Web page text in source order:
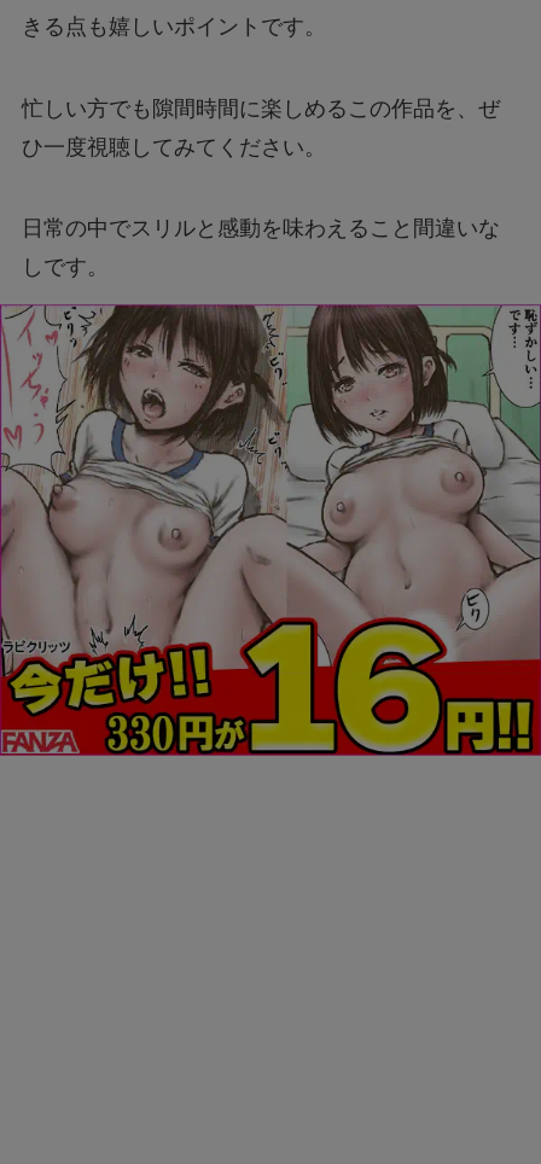
きる点も嬉しいポイントです。
忙しい方でも隙間時間に楽しめるこの作品を、ぜ
ひ一度視聴してみてください。
日常の中でスリルと感動を味わえること間違いな
しです。